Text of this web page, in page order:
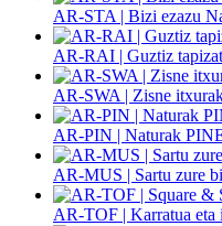
AR-STA | Bizi ezazu
AR-RAI | Guztiz
AR-SWA | Zisne
AR-PIN | Naturak
AR-MUS | Sartu zure
AR-TOF | Karratua eta